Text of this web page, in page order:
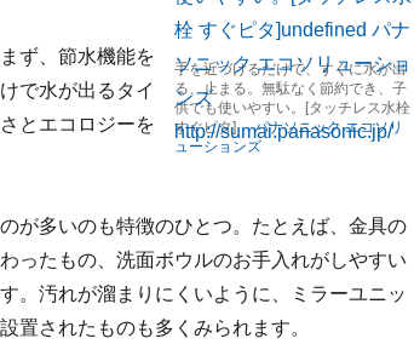
手を近づけるだけで、すぐに水が出
る、止まる。無駄なく節約でき、子
供でも使いやすい。[タッチレス水栓
すぐピタ]パナソニック エコソリ
ューションズ
ず、節水機能を
で水が出るタイ
とエコロジーを
が多いのも特徴のひとつ。たとえば、金具の
ったもの、洗面ボウルのお手入れがしやすい
。汚れが溜まりにくいように、ミラーユニッ
置されたものも多くみられます。